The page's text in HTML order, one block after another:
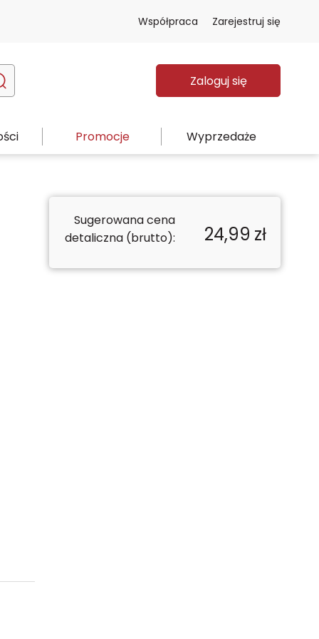
Współpraca Zarejestruj się
Zaloguj się
Promocje Wyprzedaże
Sugerowana cena
detaliczna (brutto):
24,99 zł